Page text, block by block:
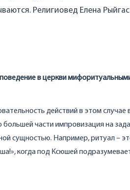
Религиовед Елена Рыйгас
в церкви
действий в этом случае
части импровизация на
сущностью. Например, ритуал –
когда под Ксюшей